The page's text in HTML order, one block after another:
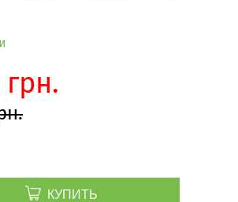
грн.
КУПИТЬ